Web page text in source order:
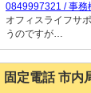
0849997321 / 事務
オフィスライフサ
うのですが…
固定電話 市内